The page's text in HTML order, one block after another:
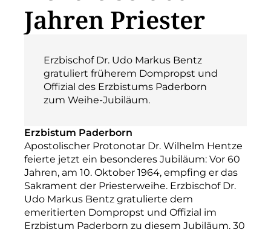
Jahren Priester
Erzbischof Dr. Udo Markus Bentz
gratuliert früherem Dompropst und
Offizial des Erzbistums Paderborn
zum Weihe-Jubiläum.
Erzbistum Paderborn
Apostolischer Protonotar Dr. Wilhelm Hentze
feierte jetzt ein besonderes Jubiläum: Vor 60
Jahren, am 10. Oktober 1964, empfing er das
Sakrament der Priesterweihe. Erzbischof Dr.
Udo Markus Bentz gratulierte dem
emeritierten Dompropst und Offizial im
Erzbistum Paderborn zu diesem Jubiläum. 30